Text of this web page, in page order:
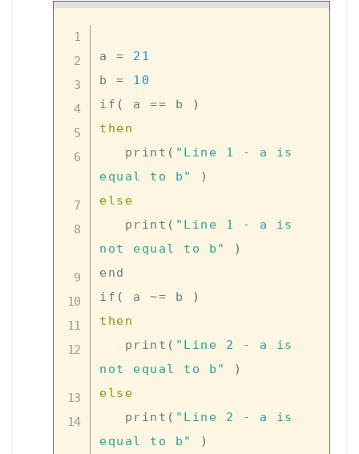
a =
21
b =
10
if ( a == b
)
then
   print
( "Line 1 - a is
equal to b"
)
else
   print
( "Line 1 - a is
not equal to b"
)
end
if ( a ~= b
)
then
   print
( "Line 2 - a is
not equal to b"
)
else
   print
( "Line 2 - a is
equal to b"
)